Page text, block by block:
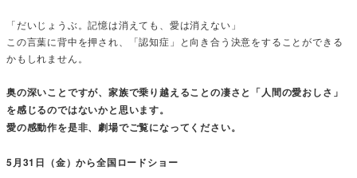
「だいじょうぶ。記憶は消えても、愛は消えない」
この言葉に背中を押され、「認知症」と向き合う決意をすることができる
かもしれません。
奥の深いことですが、家族で乗り越えることの凄さと「人間の愛おしさ」
を感じるのではないかと思います。
愛の感動作を是非、劇場でご覧になってください。
5月31日（金）から全国ロードショー